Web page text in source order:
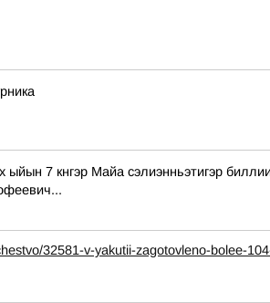
Майа сэлиэнньэтигэр
32581-v-yakutii-zagotovleno-bolee-